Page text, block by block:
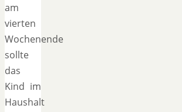
am
vierten
Wochenende
sollte
das
Kind im
Haushalt